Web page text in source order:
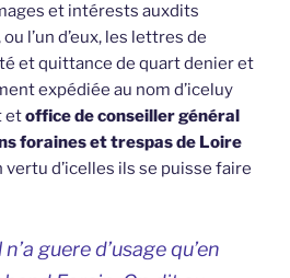
et intérests auxdits
l’un d’eux, les lettres de
et quittance de quart denier et
expédiée au nom d’iceluy
etoffice de conseiller général
foraines et trespas de Loire
vertu d’icelles ils se puisse faire
guere d’usage qu’en